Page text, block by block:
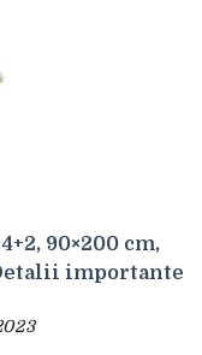
90×200 cm,
importante